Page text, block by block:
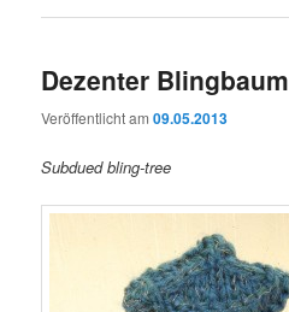
Dezenter Blingbaum
Veröffentlicht am09.05.2013
Subdued bling-tree